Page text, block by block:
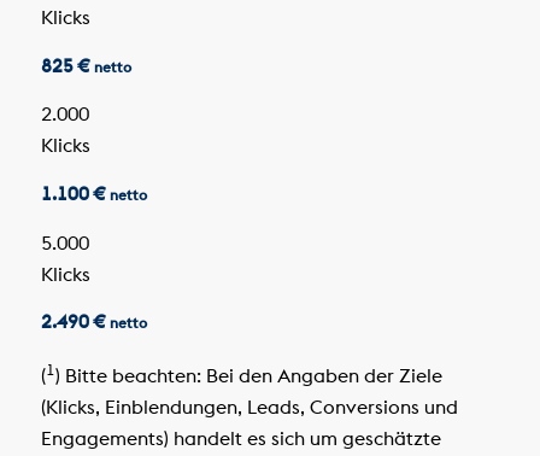
Klicks
825 € netto
2.000
Klicks
1.100 € netto
5.000
Klicks
2.490 € netto
(1) Bitte beachten: Bei den Angaben der Ziele
(Klicks, Einblendungen, Leads, Conversions und
Engagements) handelt es sich um geschätzte